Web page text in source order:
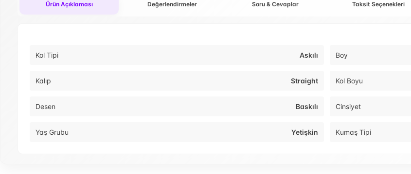
Ürün Açıklaması Değerlendirmeler Soru & Cevaplar Taksit Seçenekleri
Kol Tipi Askılı Boy
Kalıp Straight Kol Boyu
Desen Baskılı Cinsiyet
Yaş Grubu Yetişkin Kumaş Tipi